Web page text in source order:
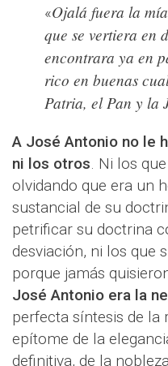
«Ojalá fuera la
que se vertiera en
encontrara ya en
rico en buenas
Patria, el Pan y la
A José Antonio no le
ni los otros. Ni los
olvidando que era un
sustancial de su
petrificar su doctrina
desviación, ni los que
porque jamás
José Antonio era la
perfecta síntesis de la
epítome de la
definitiva, de la